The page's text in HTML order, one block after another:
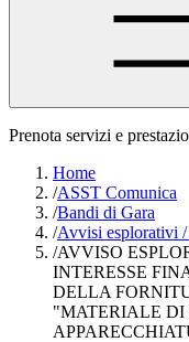
Prenota servizi e
Home
/ASST Comunica
/Bandi di Gara
/Avvisi esplorativi /
/AVVISO
INTERESSE
DELLA
"MATERIALE DI